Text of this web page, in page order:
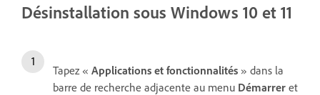
Désinstallation sous Windows 10 et 11
Tapez « Applications et fonctionnalités » dans la
barre de recherche adjacente au menu Démarrer et